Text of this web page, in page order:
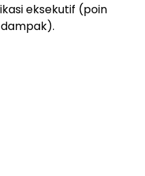
eksekutif (poin